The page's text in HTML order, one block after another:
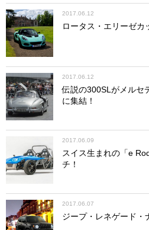
2017.06.12
ロータス・エリーゼカ
2017.06.12
伝説の300SLがメルセ
に集結！
2017.06.09
スイス生まれの「e
チ！
2017.06.07
ジープ・レネゲード・